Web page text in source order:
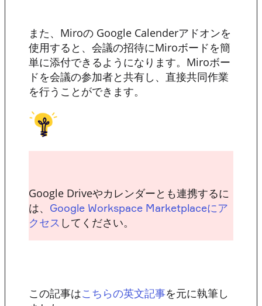
また、Miroの Google Calenderアドオンを
使用すると、会議の招待にMiroボードを簡
単に添付できるようになります。Miroボー
ドを会議の参加者と共有し、直接共同作業
を行うことができます。
Google Driveやカレンダーとも連携するに
は、 Google Workspace Marketplaceにア
クセス してください。
この記事はこちらの英文記事を元に執筆し